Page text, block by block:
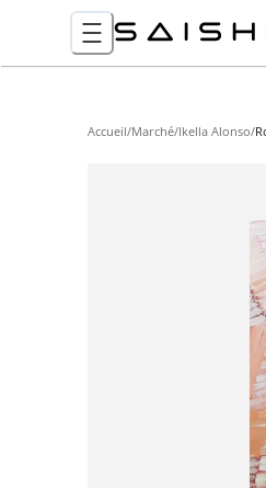
Accueil/Marché/Ikella Alonso/